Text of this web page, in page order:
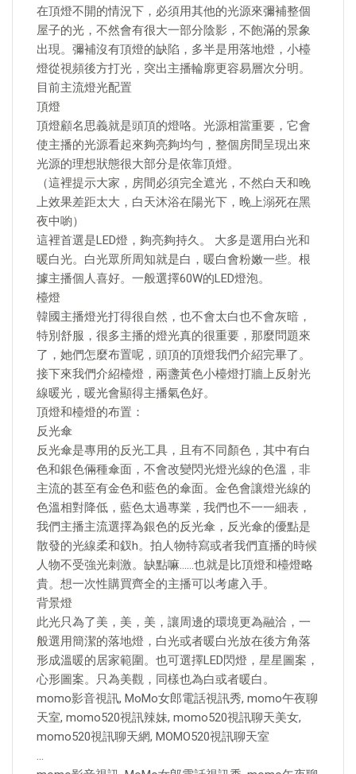
在頂燈不開的情況下，必須用其他的光源來彌補整個
屋子的光，不然會有很大一部分陰影，不飽滿的景象
出現。彌補沒有頂燈的缺陷，多半是用落地燈，小檯
燈從視頻後方打光，突出主播輪廓更容易層次分明。
目前主流燈光配置
頂燈
頂燈顧名思義就是頭頂的燈咯。光源相當重要，它會
使主播的光源看起來夠亮夠均勻，整個房間呈現出來
光源的理想狀態很大部分是依靠頂燈。
（這裡提示大家，房間必須完全遮光，不然白天和晚
上效果差距太大，白天沐浴在陽光下，晚上溺死在黑
夜中喲）
這裡首選是LED燈，夠亮夠持久。 大多是選用白光和
暖白光。白光眾所周知就是白，暖白會粉嫩一些。根
據主播個人喜好。一般選擇60W的LED燈泡。
檯燈
韓國主播燈光打得很自然，也不會太白也不會灰暗，
特別舒服，很多主播的燈光真的很重要，那麼問題來
了，她們怎麼布置呢，頭頂的頂燈我們介紹完畢了。
接下來我們介紹檯燈，兩盞黃色小檯燈打牆上反射光
線暖光，暖光會顯得主播氣色好。
頂燈和檯燈的布置：
反光傘
反光傘是專用的反光工具，且有不同顏色，其中有白
色和銀色倆種傘面，不會改變閃光燈光線的色溫，非
主流的甚至有金色和藍色的傘面。金色會讓燈光線的
色溫相對降低，藍色太過專業，我們也不一一細表，
我們主播主流選擇為銀色的反光傘，反光傘的優點是
散發的光線柔和釵h。拍人物特寫或者我們直播的時候
人物不受強光刺激。缺點嘛……也就是比頂燈和檯燈略
貴。想一次性購買齊全的主播可以考慮入手。
背景燈
此光只為了美，美，美，讓周邊的環境更為融洽，一
般選用簡潔的落地燈，白光或者暖白光放在後方角落
形成溫暖的居家範圍。也可選擇LED閃燈，星星圖案，
心形圖案。只為美觀，同樣也為白或者暖白。
momo影音視訊, MoMo女郎電話視訊秀, momo午夜聊
天室, momo520視訊辣妹, momo520視訊聊天美女,
momo520視訊聊天網, MOMO520視訊聊天室
…